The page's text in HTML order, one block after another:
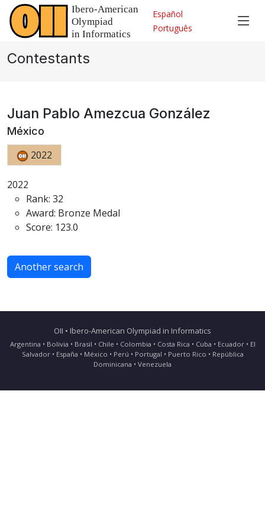
Español
Português
Contestants
Juan Pablo Amezcua González
México
2022
2022
Rank: 32
Award: Bronze Medal
Score: 123.0
Another search
OII • Ibero-American Olympiad in Informatics
Argentina • Bolivia • Brasil • Chile • Colombia • Costa Rica • Cuba • Ecuador • El
Salvador • España • México • Perú • Portugal • Puerto Rico • República
Dominicana • Venezuela